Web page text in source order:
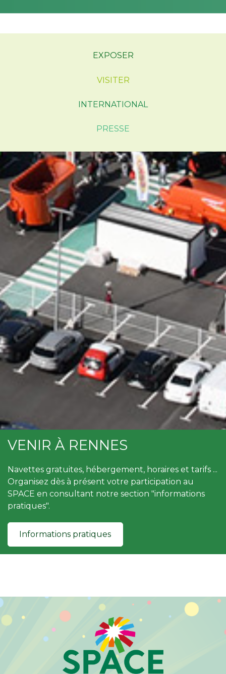
EXPOSER
VISITER
INTERNATIONAL
PRESSE
VENIR À RENNES
Navettes gratuites, hébergement, horaires et tarifs ...
Organisez dès à présent votre participation au
SPACE en consultant notre section "informations
pratiques".
Informations pratiques